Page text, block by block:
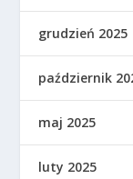
grudzień 2025
październik
maj 2025
luty 2025